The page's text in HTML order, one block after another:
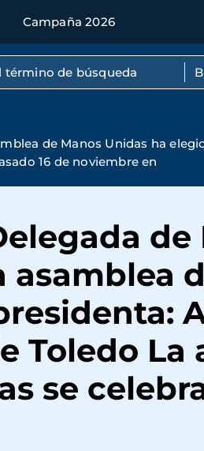
Campaña 2026
por texto completo
de Manos Unidas ha
16 de noviembre en
de
asamblea
Toledo La
se